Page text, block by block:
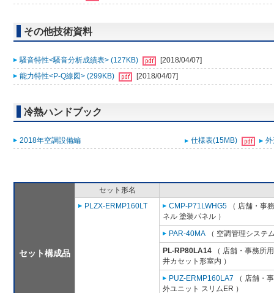
その他技術資料
騒音特性<騒音分析成績表> (127KB)
[2018/04/07]
能力特性<P-Q線図> (299KB)
[2018/04/07]
冷熱ハンドブック
2018年空調設備編 仕様表(15MB)
セット構成品
セット形名
PLZX-ERMP160LT
CMP-P71LWHG5 （ 店舗・事
ネル 塗装パネル ）
PAR-40MA （ 空調管理システ
PL-RP80LA14 （ 店舗・事務所
井カセット形室内 ）
PUZ-ERMP160LA7 （ 店舗・
外ユニット スリムER ）